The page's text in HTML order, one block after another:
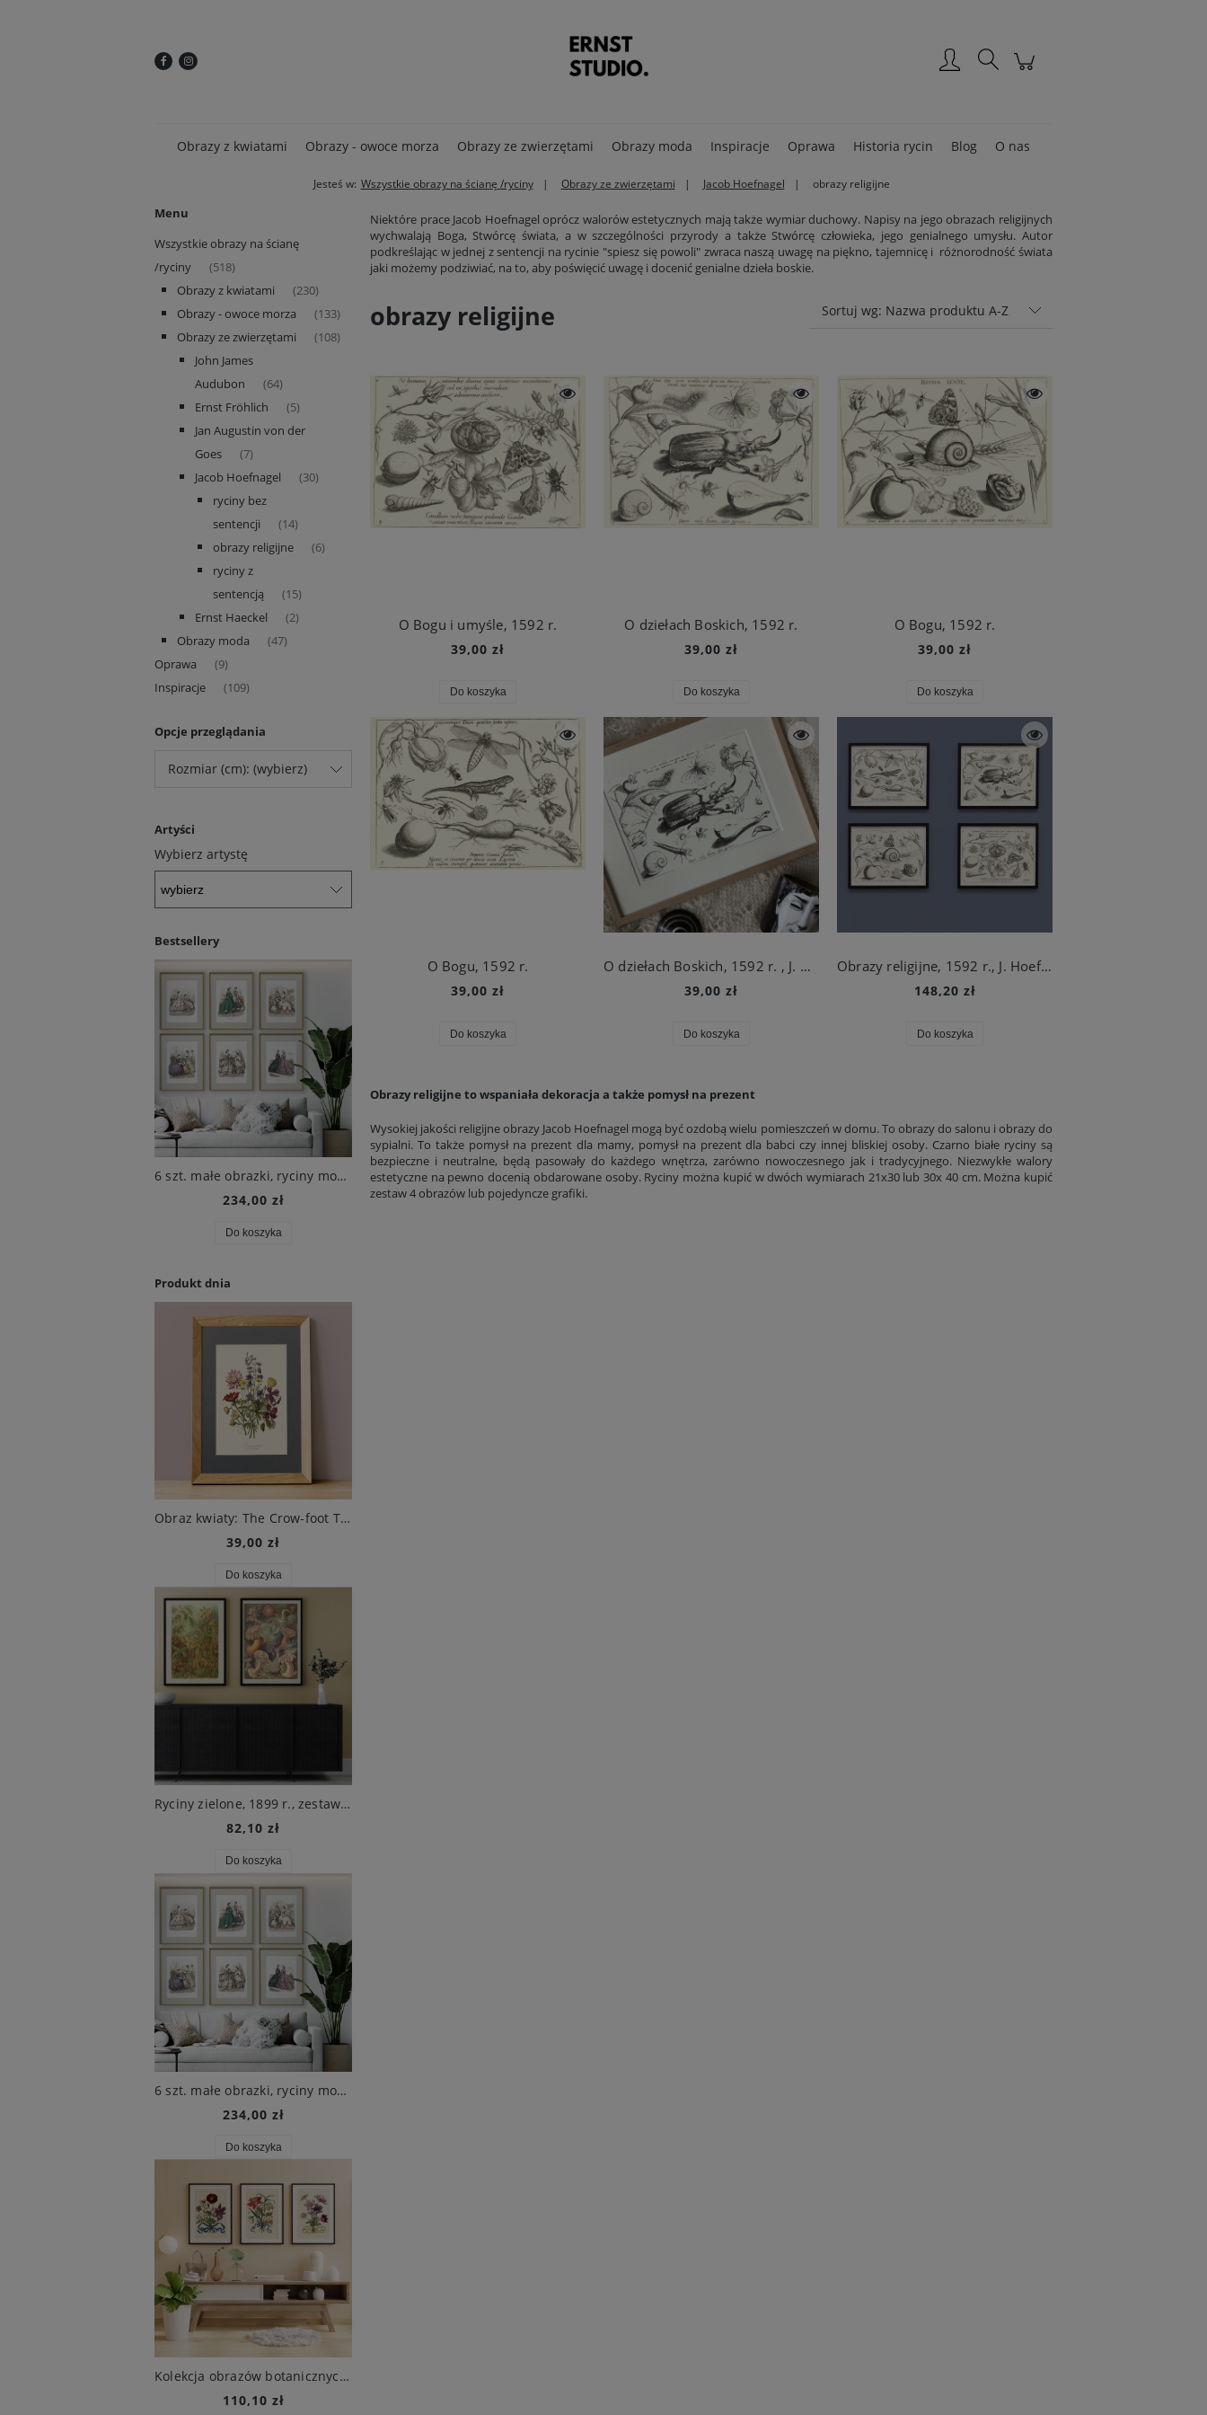
Obrazy z kwiatami Obrazy - owoce morza Obrazy ze zwierzętami Obrazy moda Inspiracje Oprawa Historia rycin Blog O nas
Jesteś w: Wszystkie obrazy na ścianę /ryciny Obrazy ze zwierzętami Jacob Hoefnagel obrazy religijne
Menu
Wszystkie obrazy na ścianę
/ryciny
(518)
Obrazy z kwiatami (230)
Obrazy - owoce morza (133)
Obrazy ze zwierzętami (108)
John James
Audubon
(64)
Ernst Fröhlich (5)
Jan Augustin von der
Goes
(7)
Jacob Hoefnagel (30)
ryciny bez
sentencji
(14)
obrazy religijne (6)
ryciny z
sentencją
(15)
Ernst Haeckel (2)
Obrazy moda (47)
Oprawa (9)
Inspiracje (109)
Opcje przeglądania
Rozmiar (cm): (wybierz)
Artyści
Wybierz artystę
Bestsellery
6 szt. małe obrazki, ryciny modowe, XIX w., Beilage zur Victoria
234,00 zł
Do koszyka
8 rycin z kwiatami E. Twining
296,40 zł
Galeria z ptakami, 1827 r., J.J. Audubon
Kolekcja obrazów botanicznych, 1680 r.
Produkt dnia
Obraz kwiaty: The Crow-foot Tribe, XIX w., E. Twining
39,00 zł
Do koszyka
Ryciny zielone, 1899 r., zestaw obrazów E. Haeckel
82,10 zł
Do koszyka
6 szt. małe obrazki, ryciny modowe, XIX w., Beilage zur Victoria
234,00 zł
Do koszyka
Kolekcja obrazów botanicznych, 1680 r.
110,10 zł
Niektóre prace Jacob Hoefnagel oprócz walorów estetycznych mają także wymiar duchowy. Napisy na jego obrazach religijnych
wychwalają Boga, Stwórcę świata, a w szczególności przyrody a także Stwórcę człowieka, jego genialnego umysłu. Autor
podkreślając w jednej z sentencji na rycinie "spiesz się powoli" zwraca naszą uwagę na piękno, tajemnicę i różnorodność świata
jaki możemy podziwiać, na to, aby poświęcić uwagę i docenić genialne dzieła boskie.
obrazy religijne Sortuj wg: Nazwa produktu A-Z
O Bogu i umyśle, 1592 r.
39,00 zł
Do koszyka
O dziełach Boskich, 1592 r.
39,00 zł
Do koszyka
O Bogu, 1592 r.
39,00 zł
Do koszyka
O Bogu, 1592 r.
39,00 zł
Do koszyka
O dziełach Boskich, 1592 r. , J. Hoefnagel
39,00 zł
Do koszyka
Obrazy religijne, 1592 r., J. Hoefnagel
148,20 zł
Do koszyka
Obrazy religijne to wspaniała dekoracja a także pomysł na prezent
Wysokiej jakości religijne obrazy Jacob Hoefnagel mogą być ozdobą wielu pomieszczeń w domu. To obrazy do salonu i obrazy do
sypialni. To także pomysł na prezent dla mamy, pomysł na prezent dla babci czy innej bliskiej osoby. Czarno białe ryciny są
bezpieczne i neutralne, będą pasowały do każdego wnętrza, zarówno nowoczesnego jak i tradycyjnego. Niezwykłe walory
estetyczne na pewno docenią obdarowane osoby. Ryciny można kupić w dwóch wymiarach 21x30 lub 30x 40 cm. Można kupić
zestaw 4 obrazów lub pojedyncze grafiki.